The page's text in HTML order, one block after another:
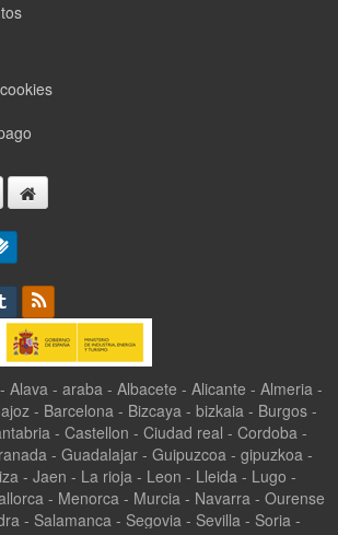
Alava - araba - Albacete - Alicante - Almeria -
- Barcelona - Bizcaya - bizkaia - Burgos -
- Castellon - Ciudad real - Cordoba -
- Guadalajar - Guipuzcoa - gipuzkoa -
- Jaen - La rioja - Leon - Lleida - Lugo -
- Menorca - Murcia - Navarra - Ourense
- Salamanca - Segovia - Sevilla - Soria -